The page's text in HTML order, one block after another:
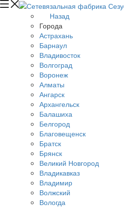
Назад
Города
Астрахань
Барнаул
Владивосток
Волгоград
Воронеж
Алматы
Ангарск
Архангельск
Балашиха
Белгород
Благовещенск
Братск
Брянск
Великий Новгород
Владикавказ
Владимир
Волжский
Вологда